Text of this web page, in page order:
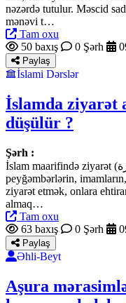
nəzərdə tutulur. Məscid
mənəvi t…
Tam oxu
50 baxış
0 Şərh
Paylaş
İslami Dərslər
İslamda ziyarət
düşülür ?
Şərh :
İslam maarifində ziyarət (زيارة) dedikdə Allahın razılığı üçün
peyğəmbərlərin,
ziyarət etmək, onlara
almaq…
Tam oxu
63 baxış
0 Şərh
Paylaş
Əhli-Beyt
Aşura